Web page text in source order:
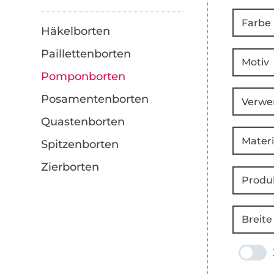
Häkelborten
Paillettenborten
Pomponborten
Posamentenborten
Quastenborten
Spitzenborten
Zierborten
Farbe
Motiv
Breite